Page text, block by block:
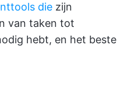
die zijn
van taken tot
hebt, en het beste